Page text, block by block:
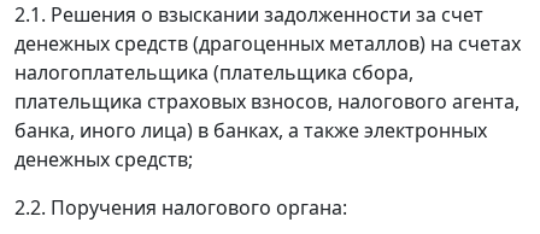
2.1. Решения о взыскании задолженности за счет
денежных средств (драгоценных металлов) на счетах
налогоплательщика (плательщика сбора,
плательщика страховых взносов, налогового агента,
банка, иного лица) в банках, а также электронных
денежных средств;
2.2. Поручения налогового органа: